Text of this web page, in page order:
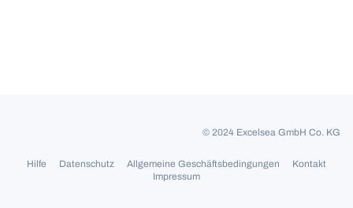
© 2024 Excelsea GmbH Co. KG
Hilfe Datenschutz Allgemeine Geschäftsbedingungen
Kontakt
Impressum